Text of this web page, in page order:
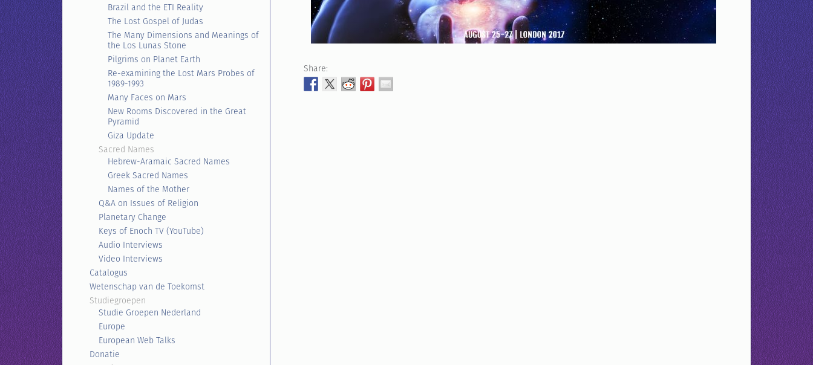
Share:
Brazil and the ETI Reality
The Lost Gospel of Judas
The Many Dimensions and Meanings of
the Los Lunas Stone
Pilgrims on Planet Earth
Re-examining the Lost Mars Probes of
1989-1993
Many Faces on Mars
New Rooms Discovered in the Great
Pyramid
Giza Update
Sacred Names
Hebrew-Aramaic Sacred Names
Greek Sacred Names
Names of the Mother
Q&A on Issues of Religion
Planetary Change
Keys of Enoch TV (YouTube)
Audio Interviews
Video Interviews
Catalogus
Wetenschap van de Toekomst
Studiegroepen
Studie Groepen Nederland
Europe
European Web Talks
Donatie